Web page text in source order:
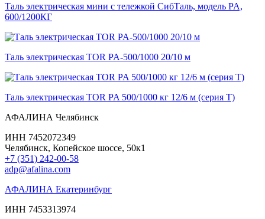
Таль электрическая мини с тележкой СибТаль, модель PA,
600/1200КГ
Таль электрическая TOR PA-500/1000 20/10 м
Таль электрическая TOR PA 500/1000 кг 12/6 м (серия T)
АФАЛИНА Челябинск
ИНН 7452072349
Челябинск, Копейское шоссе, 50к1
+7 (351) 242-00-58
adp@afalina.com
АФАЛИНА Екатеринбург
ИНН 7453313974